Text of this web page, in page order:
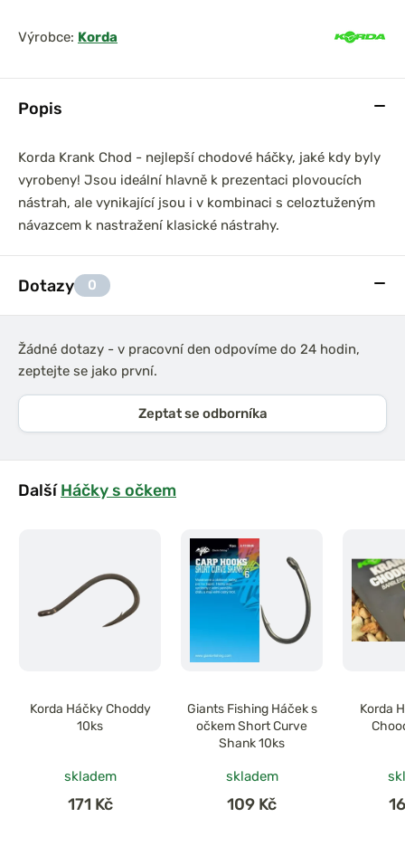
Popis
Korda Krank Chod - nejlepší chodové háčky, jaké kdy byly
vyrobeny! Jsou ideální hlavně k prezentaci plovoucích
nástrah, ale vynikající jsou i v kombinaci s celoztuženým
návazcem k nastražení klasické nástrahy.
Dotazy 0
Žádné dotazy - v pracovní den odpovíme do 24 hodin,
zeptejte se jako první.
Zeptat se odborníka
DalšíHáčky s očkem
Korda Háčky Choddy
10ks
skladem
171 Kč
Giants Fishing Háček s
očkem Short Curve
Shank 10ks
skladem
109 Kč
Korda
Výrobce: Korda